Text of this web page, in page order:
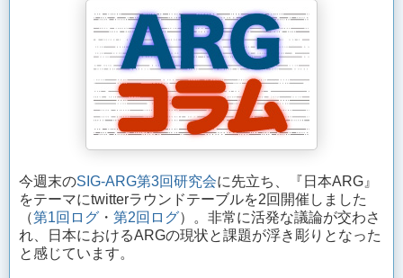
今週末のSIG-ARG第3回研究会に先立ち、『日本ARG』
をテーマにtwitterラウンドテーブルを2回開催しました
（第1回ログ ・ 第2回ログ）。非常に活発な議論が交わさ
れ、日本におけるARGの現状と課題が浮き彫りとなった
と感じています。